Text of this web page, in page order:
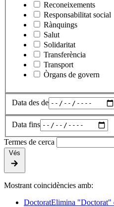
Reconeixements
Responsabilitat social
Rànquings
Salut
Solidaritat
Transferència
Transport
Òrgans de govern
Data des de
Data fins
Termes de cerca
Vés
Mostrant coincidències amb:
DoctoratElimina "Doctorat"